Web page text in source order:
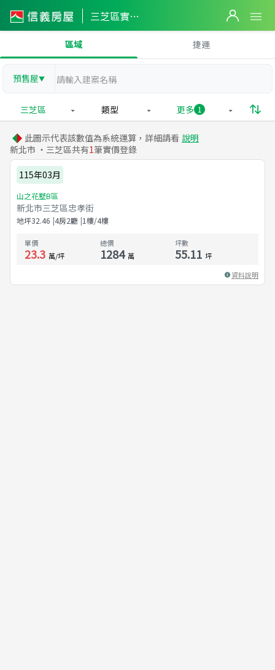
三芝區實價登錄
區域 捷運
預售屋▼
三芝區 類型 更多 1
此圖示代表該數值為系統運算，詳細請看 說明
新北市 ・三芝區共有1筆實價登錄
115年03月
山之花墅B區
新北市三芝區忠孝街
地坪32.46 4房2廳 1樓/4樓
單價
23.3 萬/坪
總價
1284 萬
坪數
55.11 坪
資料說明